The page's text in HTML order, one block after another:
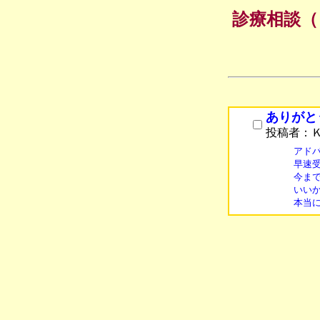
診療相談
ありが
投稿者：
アド
早速
今ま
いい